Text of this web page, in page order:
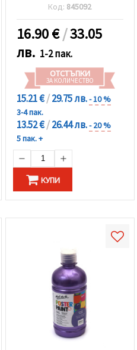
Код: 845092
16.90€/33.05
лв. 1-2 пак.
ОТСТЪПКИ
ЗА КОЛИЧЕСТВО
15.21 €/29.75 лв.- 10 %
3-4 пак.
13.52 €/26.44 лв.- 20 %
5 пак. +
КУПИ